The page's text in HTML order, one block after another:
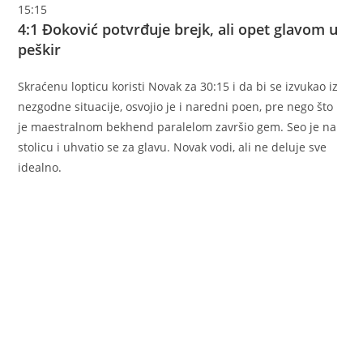
15:15
4:1 Đoković potvrđuje brejk, ali opet glavom u
peškir
Skraćenu lopticu koristi Novak za 30:15 i da bi se izvukao iz
nezgodne situacije, osvojio je i naredni poen, pre nego što
je maestralnom bekhend paralelom završio gem. Seo je na
stolicu i uhvatio se za glavu. Novak vodi, ali ne deluje sve
idealno.